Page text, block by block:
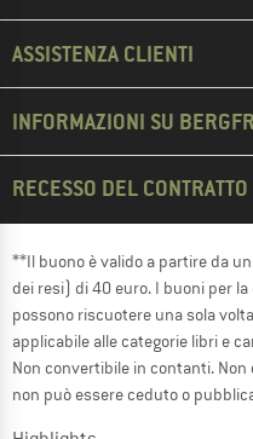
ASSISTENZA CLIENTI
INFORMAZIONI SU
RECESSO DEL CONTRATTO
**Il buono è valido a partire da
dei resi) di 40 euro. I buoni per
possono riscuotere una sola
applicabile alle categorie libri e
Non convertibile in contanti.
non può essere ceduto o